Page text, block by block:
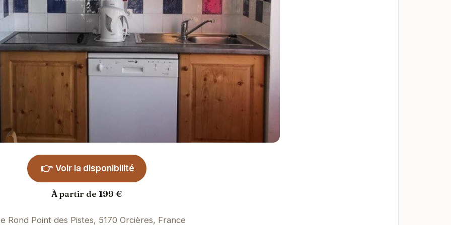
👉 Voir la disponibilité
À partir de 199 €
Rond Point des Pistes, 5170 Orcières, France